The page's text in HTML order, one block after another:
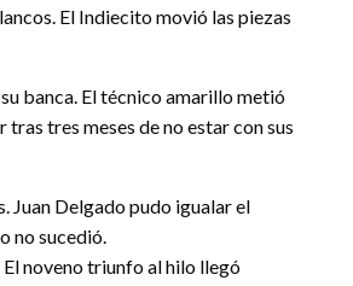
El Indiecito movió las piezas
banca. El técnico amarillo metió
tres meses de no estar con sus
Juan Delgado pudo igualar el
no sucedió.
noveno triunfo al hilo llegó